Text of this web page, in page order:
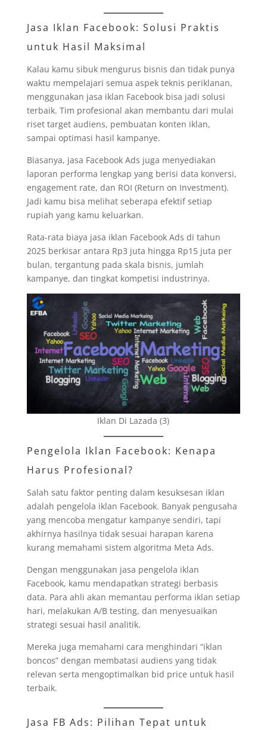
Jasa Iklan Facebook: Solusi Praktis
untuk Hasil Maksimal
Kalau kamu sibuk mengurus bisnis dan tidak punya
waktu mempelajari semua aspek teknis periklanan,
menggunakan jasa iklan Facebook bisa jadi solusi
terbaik. Tim profesional akan membantu dari mulai
riset target audiens, pembuatan konten iklan,
sampai optimasi hasil kampanye.
Biasanya, jasa Facebook Ads juga menyediakan
laporan performa lengkap yang berisi data konversi,
engagement rate, dan ROI (Return on Investment).
Jadi kamu bisa melihat seberapa efektif setiap
rupiah yang kamu keluarkan.
Rata-rata biaya jasa iklan Facebook Ads di tahun
2025 berkisar antara Rp3 juta hingga Rp15 juta per
bulan, tergantung pada skala bisnis, jumlah
kampanye, dan tingkat kompetisi industrinya.
Iklan Di Lazada (3)
Pengelola Iklan Facebook: Kenapa
Harus Profesional?
Salah satu faktor penting dalam kesuksesan iklan
adalah pengelola iklan Facebook. Banyak pengusaha
yang mencoba mengatur kampanye sendiri, tapi
akhirnya hasilnya tidak sesuai harapan karena
kurang memahami sistem algoritma Meta Ads.
Dengan menggunakan jasa pengelola iklan
Facebook, kamu mendapatkan strategi berbasis
data. Para ahli akan memantau performa iklan setiap
hari, melakukan A/B testing, dan menyesuaikan
strategi sesuai hasil analitik.
Mereka juga memahami cara menghindari “iklan
boncos” dengan membatasi audiens yang tidak
relevan serta mengoptimalkan bid price untuk hasil
terbaik.
Jasa FB Ads: Pilihan Tepat untuk